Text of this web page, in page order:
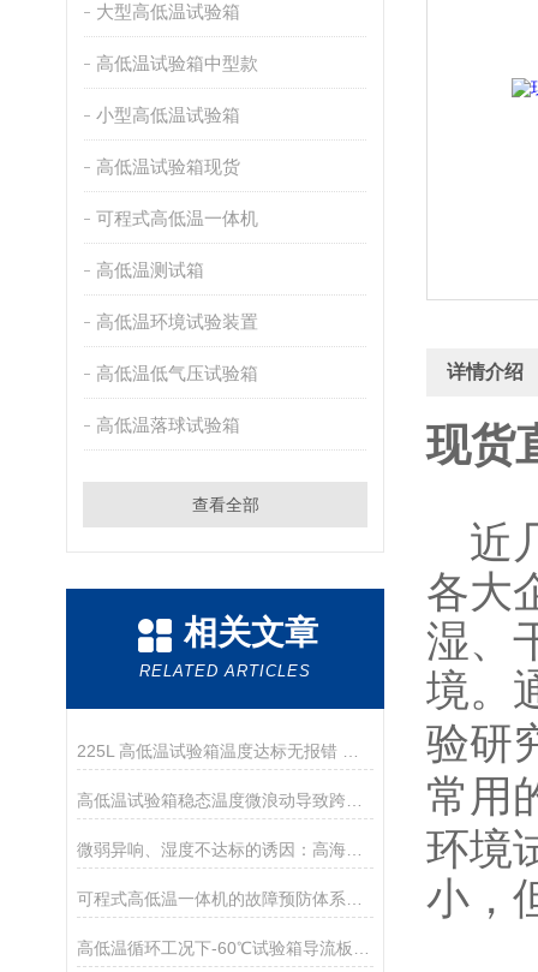
大型高低温试验箱
高低温试验箱中型款
小型高低温试验箱
高低温试验箱现货
可程式高低温一体机
高低温测试箱
高低温环境试验装置
高低温低气压试验箱
高低温落球试验箱
查看全部
相关文章
RELATED ARTICLES
微弱异响、湿度不达标的诱因：高海拔低气压设备长期损耗故障分析
详情介绍
现货
近
各大
湿、
境。
验研
常用
环境
小，